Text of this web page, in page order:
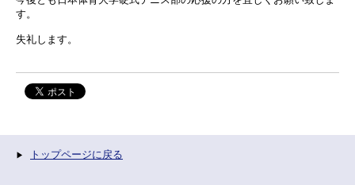
す。
失礼します。
トップページに戻る